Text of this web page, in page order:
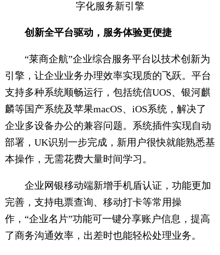
字化服务新引擎
创新全平台驱动，服务体验更便捷
“莱商企航”企业综合服务平台以技术创新为
引擎，让企业业务办理效率实现质的飞跃。平台
支持多种系统顺畅运行，包括统信UOS、银河麒
麟等国产系统及苹果macOS、iOS系统，解决了
企业多设备办公的兼容问题。系统插件实现自动
部署，UK识别一步完成，新用户很快就能熟悉基
本操作，无需花费大量时间学习。
企业网银移动端新增手机盾认证，功能更加
完善，支持电票查询、移动打卡等常用操
作，“企业名片”功能可一键分享账户信息，提高
了商务沟通效率，出差时也能轻松处理业务。